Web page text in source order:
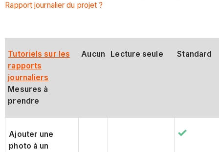
Rapport journalier du projet ?
Tutoriels sur les
rapports
journaliers
Mesures à
prendre
Aucun Lecture seule Standard
Ajouter une
photo à un